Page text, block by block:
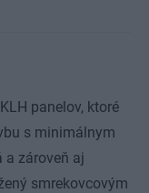
panelov, ktoré
s minimálnym
a zároveň aj
smrekovcovým